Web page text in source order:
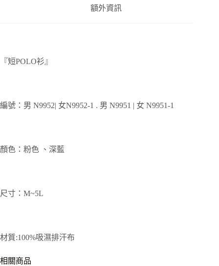
額外資訊
『短POLO衫』
編號：男 N9952| 女N9952-1 . 男 N9951 | 女 N9951-1
顏色：粉色 、深藍
尺寸：M~5L
材質:100%吸濕排汗布
相關商品